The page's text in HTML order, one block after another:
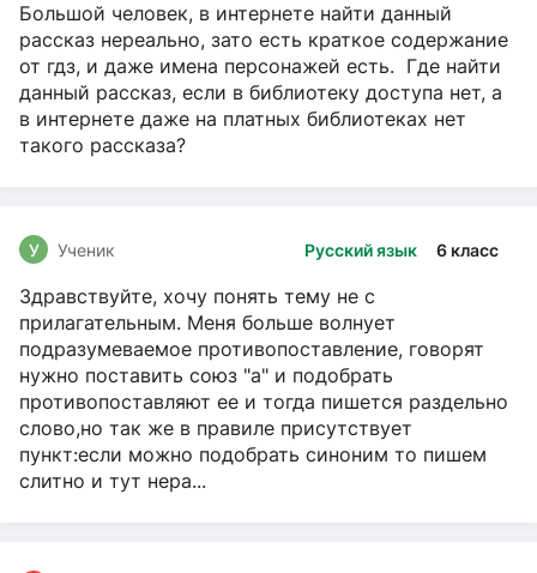
Большой человек, в интернете найти данный
рассказ нереально, зато есть краткое содержание
от гдз, и даже имена персонажей есть. Где найти
данный рассказ, если в библиотеку доступа нет, а
в интернете даже на платных библиотеках нет
такого рассказа?
Русский язык 6 класс
У Ученик
Здравствуйте, хочу понять тему не с
прилагательным. Меня больше волнует
подразумеваемое противопоставление, говорят
нужно поставить союз "а" и подобрать
противопоставляют ее и тогда пишется раздельно
слово,но так же в правиле присутствует
пункт:если можно подобрать синоним то пишем
слитно и тут нера...